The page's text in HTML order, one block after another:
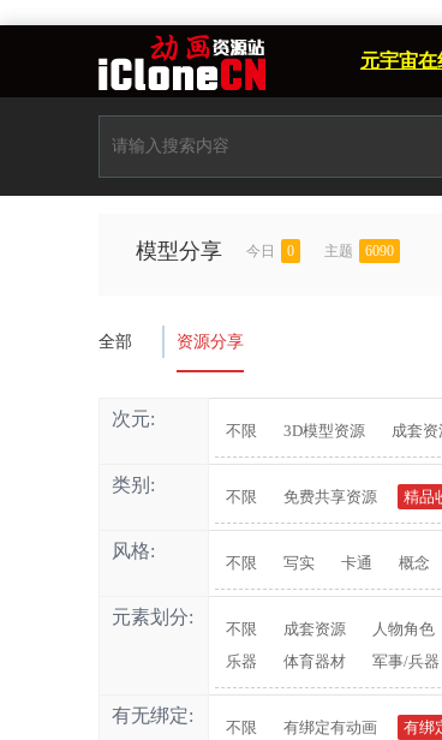
元宇宙在
模型分享 今日 0 主题 6090
全部 资源分享
次元:
不限 3D模型资源 成套
类别:
不限 免费共享资源 精品
风格:
不限 写实 卡通 概念
元素划分:
不限 成套资源 人物角色
乐器
体育器材 军事/兵器
有无绑定:
不限 有绑定有动画 有绑